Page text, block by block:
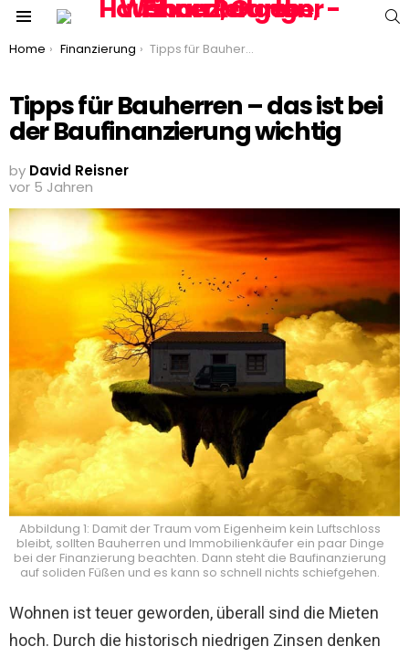
You are here:
Home Finanzierung Tipps für Bauherren – das ist bei der Baufinanzierung wichtig
Tipps für Bauherren – das ist bei
der Baufinanzierung wichtig
by David Reisner
vor 5 Jahren
Abbildung 1: Damit der Traum vom Eigenheim kein Luftschloss
bleibt, sollten Bauherren und Immobilienkäufer ein paar Dinge
bei der Finanzierung beachten. Dann steht die Baufinanzierung
auf soliden Füßen und es kann so schnell nichts schiefgehen.
Wohnen ist teuer geworden, überall sind die Mieten
hoch. Durch die historisch niedrigen Zinsen denken